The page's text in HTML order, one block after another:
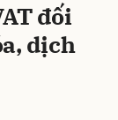
đối
dịch